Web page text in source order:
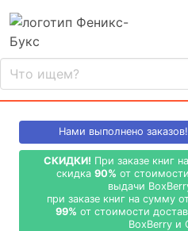
Нами выполнено
СКИДКИ! При заказе книг
скидка 90% от
выдачи
при заказе книг на сумму
99% от стоимости
BoxBerry и